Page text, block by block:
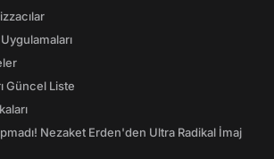
Güncel Liste
Nezaket Erden'den Ultra Radikal İmaj